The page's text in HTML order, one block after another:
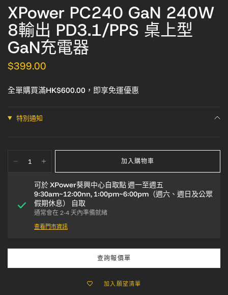
XPower PC240 GaN 240W
8輸出 PD3.1/PPS 桌上型
GaN充電器
$399.00
全單購買滿HK$600.00，即享免運優惠
特別通知
加入購物車
可於XPower葵興中心自取點 週一至週五
9:30am~12:00nn, 1:00pm~6:00pm（週六、週日及公眾
假期休息）
自取
通常會在 2-4 天內準備就緒
查看門市資訊
查詢報價單
加入願望清單